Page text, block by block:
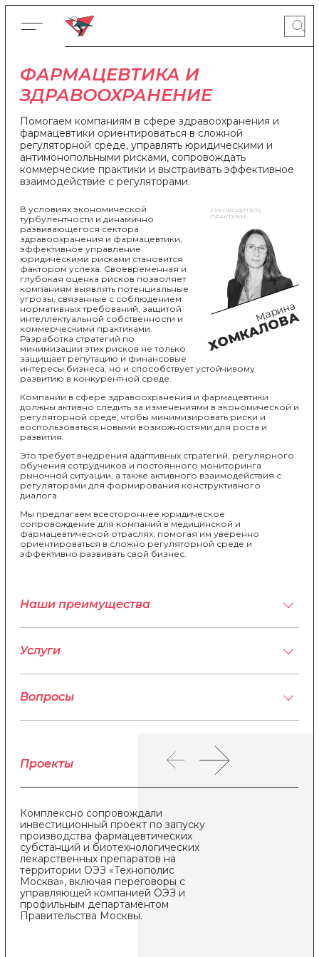
ФАРМАЦЕВТИКА И
ЗДРАВООХРАНЕНИЕ
Помогаем компаниям в сфере здравоохранения и
фармацевтики ориентироваться в сложной
регуляторной среде, управлять юридическими и
антимонопольными рисками, сопровождать
коммерческие практики и выстраивать эффективное
взаимодействие с регуляторами.
РУКОВОДИТЕЛЬ
ПРАКТИКИ
Марина
ХОМКАЛОВА
В условиях экономической
турбулентности и динамично
развивающегося сектора
здравоохранения и фармацевтики,
эффективное управление
юридическими рисками становится
фактором успеха. Своевременная и
глубокая оценка рисков позволяет
компаниям выявлять потенциальные
угрозы, связанные с соблюдением
нормативных требований, защитой
интеллектуальной собственности и
коммерческими практиками.
Разработка стратегий по
минимизации этих рисков не только
защищает репутацию и финансовые
интересы бизнеса, но и способствует устойчивому
развитию в конкурентной среде.
Компании в сфере здравоохранения и фармацевтики
должны активно следить за изменениями в экономической и
регуляторной среде, чтобы минимизировать риски и
воспользоваться новыми возможностями для роста и
развития.
Это требует внедрения адаптивных стратегий, регулярного
обучения сотрудников и постоянного мониторинга
рыночной ситуации, а также активного взаимодействия с
регуляторами для формирования конструктивного
диалога.
Мы предлагаем всестороннее юридическое
сопровождение для компаний в медицинской и
фармацевтической отраслях, помогая им уверенно
ориентироваться в сложно регуляторной среде и
эффективно развивать свой бизнес.
Наши преимущества
Услуги
Вопросы
Проекты
Комплексно сопровождали
инвестиционный проект по запуску
производства фармацевтических
субстанций и биотехнологических
лекарственных препаратов на
территории ОЭЗ «Технополис
Москва», включая переговоры с
управляющей компанией ОЭЗ и
профильным департаментом
Правительства Москвы.